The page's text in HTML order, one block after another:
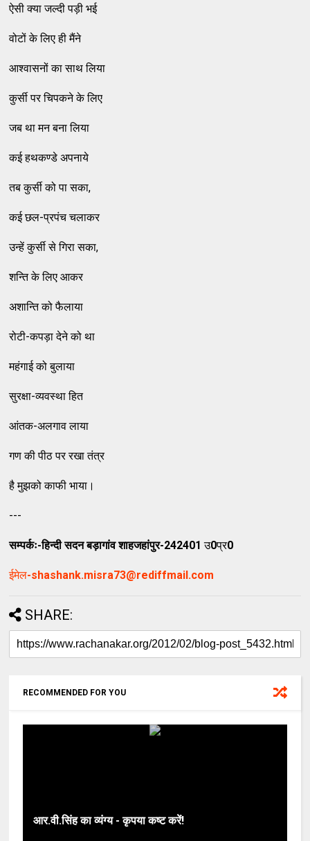
ऐसी क्‍या जल्‍दी पड़ी भई
वोटों के लिए ही मैंने
आश्‍वासनों का साथ लिया
कुर्सी पर चिपकने के लिए
जब था मन बना लिया
कई हथकण्‍डे अपनाये
तब कुर्सी को पा सका,
कई छल-प्रपंच चलाकर
उन्‍हें कुर्सी से गिरा सका,
शन्‍ति के लिए आकर
अशान्‍ति को फैलाया
रोटी-कपड़ा देने को था
महंगाई को बुलाया
सुरक्षा-व्‍यवस्‍था हित
आंतक-अलगाव लाया
गण की पीठ पर रखा तंत्र
है मुझको काफी भाया।
---
सम्‍पर्कः-हिन्‍दी सदन बड़ागांव शाहजहांपुर-242401 उ0प्र0
ईमेल-shashank.misra73@rediffmail.com
SHARE:
RECOMMENDED FOR YOU
आर.वी.सिंह का व्यंग्य - कृपया कष्ट करें!